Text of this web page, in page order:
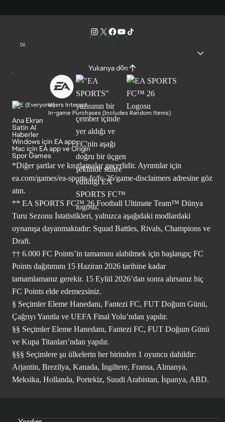
Dil
Yukarıya dön
Users Interact
In-game Purchases (Includes Random Items)
Ana Ekran
Satin Al
Haberler
Windows için EA app
Mac için EA app ve Origin
Spor Games
*Diğer şartlar ve kısıtlamalar geçerlidir. Ayrıntılar için
ea.com/games/ea-sports-fc/fc-26/game-disclaimers adresine göz
atın.
** EA SPORTS FC™ 26 Football Ultimate Team™ Dünya
Turu Sezonu İstatistikleri, yalnızca aşağıdaki modlardaki
oynanışa dayanmaktadır: Squad Battles, Rivals, Champions ve
Draft.
†† 6.000 FC Points’in tamamını alabilmek için başlangıç FC
Points dağıtımını 15 Haziran 2026 tarihine kadar
tamamlamanız gerekir. 15 Eylül 2026’dan sonra alırsanız hiç
FC Points elde edemezsiniz.
§ Seçimler Eleme Hanedanı, Fantezi FC, FUT Doğum Günü,
Çağrıyı Yanıtla ve UEFA Final Yolu’ndan yapılır.
§§ Seçimler Eleme Hanedanı, Fantezi FC, FUT Doğum Günü
ve Kupa Titanları’ndan yapılır.
§§§ Seçimlere şu ülkelerin her birinden 1 oyuncu dahildir:
Arjantin, Brezilya, Kanada, İngiltere, Fransa, Almanya,
Meksika, Hollanda, Portekiz, Suudi Arabistan, İspanya, ABD.